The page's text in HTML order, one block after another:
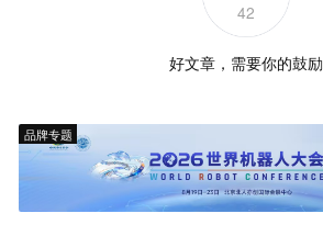
42
好文章，需要你的鼓励
品牌专题